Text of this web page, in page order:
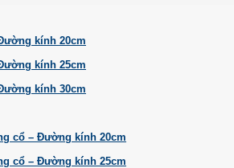
kính 20cm
kính 25cm
kính 30cm
cổ – Đường kính 20cm
cổ – Đường kính 25cm